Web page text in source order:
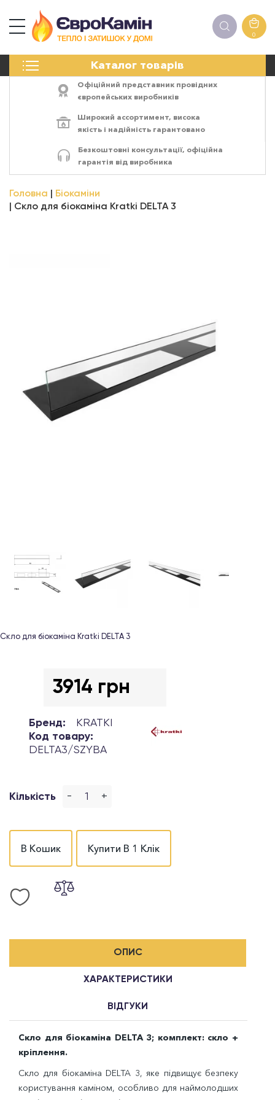
0
Каталог товарів
ПЕЧІ
ЕЛЕКТРОКАМІНИ
АКСЕСУАРИ
Офіційний представник провідних
європейських виробників
Широкий ассортимент, висока
якість і надійність гарантовано
Безкоштовні консультації, офіційна
гарантія від виробника
Головна
Біокаміни
Скло для біокаміна Kratki DELTA 3
Скло для біокаміна Kratki DELTA 3
3914 грн
Бренд:
KRATKI
Код товару:
DELTA3/SZYBA
Кількість - +
В Кошик Купити В 1 Клік
ОПИС
ХАРАКТЕРИСТИКИ
ВІДГУКИ
Скло для біокаміна DELTA 3; комплект: скло +
кріплення.
Скло для біокаміна DELTA 3, яке підвищує безпеку
користування каміном, особливо для наймолодших